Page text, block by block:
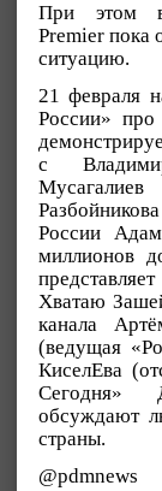
При этом в
Premier пока
ситуацию.
21 февраля
России»
с
России
миллионов
Хватаю
канала
(ведущая
КиселЕва
Сегодня»
обсуждают
страны.
@pdmnews